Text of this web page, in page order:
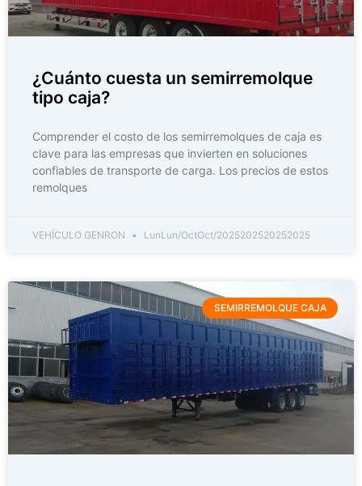
¿Cuánto cuesta un semirremolque
tipo caja?
Comprender el costo de los semirremolques de caja es
clave para las empresas que invierten en soluciones
confiables de transporte de carga. Los precios de estos
remolques
VEHÍCULO GENRON LunLun/OctOct/2025202520252025
SEMIRREMOLQUE CAJA